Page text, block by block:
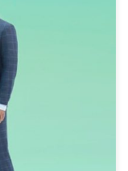
intensywnie
pracowała nad
że Jakub Karaś i
Jednak każdy,